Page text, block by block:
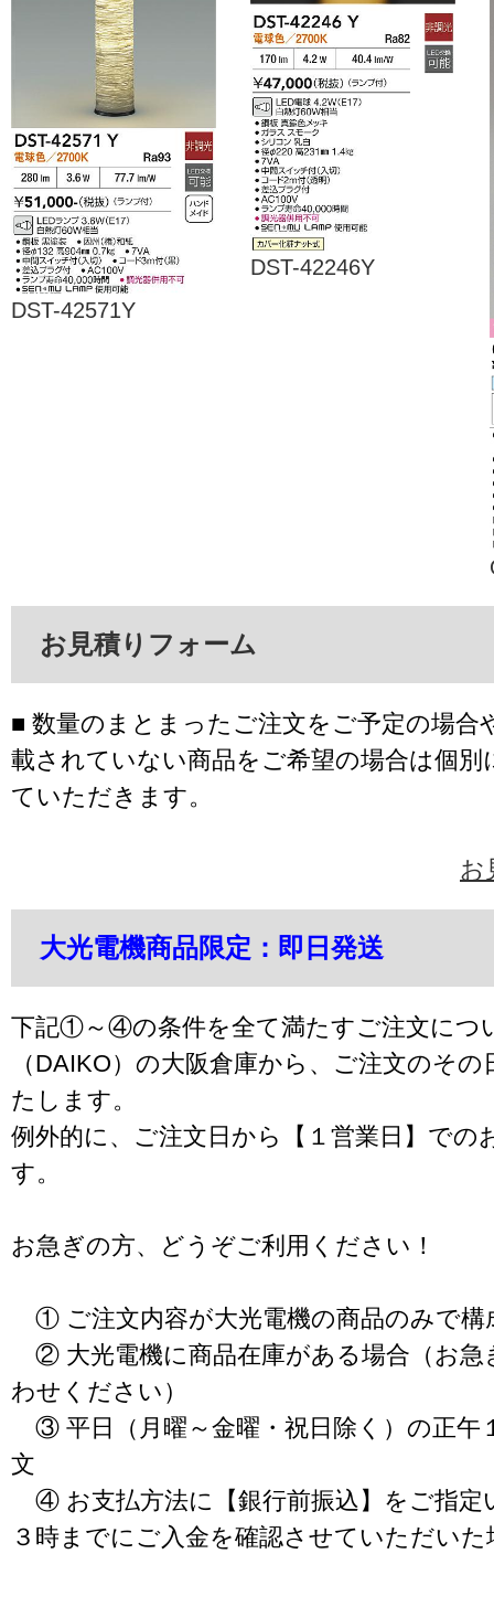
DST-42571Y
DST-42246Y
お見積りフォーム
■ 数量のまとまったご注文をご予定の場合
載されていない商品をご希望の場合は個別
ていただきます。
お
大光電機商品限定：即日発送
下記①～④の条件を全て満たすご注文につ
（DAIKO）の大阪倉庫から、ご注文のそ
たします。
例外的に、ご注文日から【１営業日】での
す。
お急ぎの方、どうぞご利用ください！
① ご注文内容が大光電機の商品のみで構
② 大光電機に商品在庫がある場合（お急
わせください）
③ 平日（月曜～金曜・祝日除く）の正午
文
④ お支払方法に【銀行前振込】をご指定
３時までにご入金を確認させていただいた